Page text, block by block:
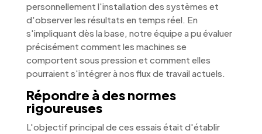
personnellement l'installation des systèmes et
d'observer les résultats en temps réel. En
s'impliquant dès la base, notre équipe a pu évaluer
précisément comment les machines se
comportent sous pression et comment elles
pourraient s'intégrer à nos flux de travail actuels.
Répondre à des normes
rigoureuses
L'objectif principal de ces essais était d'établir